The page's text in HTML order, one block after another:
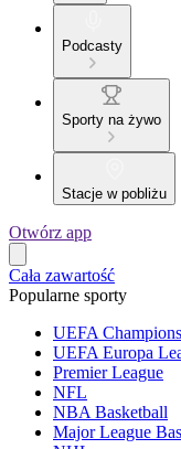
Podcasty
Sporty na żywo
Stacje w pobliżu
Otwórz app
Cała zawartość
Popularne sporty
UEFA
UEFA Europa
Premier League
NFL
NBA Basketball
Major League